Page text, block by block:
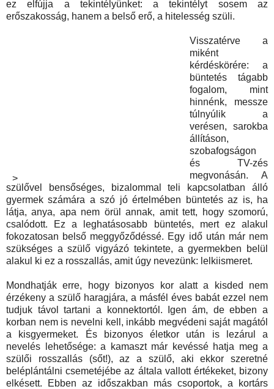
ez elfújja a tekintélyünket: a tekintélyt sosem az
erőszakosság, hanem a belső erő, a hitelesség szüli.
>
Visszatérve a
miként
kérdéskörére: a
büntetés tágabb
fogalom, mint
hinnénk, messze
túlnyúlik a
verésen, sarokba
állításon,
szobafogságon
és TV-zés
megvonásán. A
szülővel bensőséges, bizalommal teli kapcsolatban álló
gyermek számára a szó jó értelmében büntetés az is, ha
látja, anya, apa nem örül annak, amit tett, hogy szomorú,
csalódott. Ez a leghatásosabb büntetés, mert ez alakul
fokozatosan belső meggyőződéssé. Egy idő után már nem
szükséges a szülő vigyázó tekintete, a gyermekben belül
alakul ki ez a rosszallás, amit úgy nevezünk: lelkiismeret.
Mondhatják erre, hogy bizonyos kor alatt a kisded nem
érzékeny a szülő haragjára, a másfél éves babát ezzel nem
tudjuk távol tartani a konnektortól. Igen ám, de ebben a
korban nem is nevelni kell, inkább megvédeni saját magától
a kisgyermeket. És bizonyos életkor után is lezárul a
nevelés lehetősége: a kamaszt már kevéssé hatja meg a
szülői rosszallás (sőt!), az a szülő, aki ekkor szeretné
beléplántálni csemetéjébe az általa vallott értékeket, bizony
elkésett. Ebben az időszakban más csoportok, a kortárs